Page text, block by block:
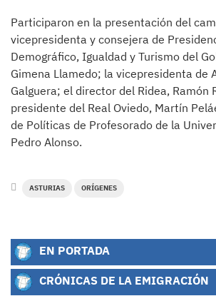
Participaron en la presentación del
vicepresidenta y consejera de
Demográfico, Igualdad y Turismo del
Gimena Llamedo; la vicepresidenta de
Galguera; el director del Ridea, Ramón
presidente del Real Oviedo, Martín
de Políticas de Profesorado de la
Pedro Alonso.
ASTURIAS ORÍGENES
EN PORTADA
CRÓNICAS DE LA EMIGRACIÓN